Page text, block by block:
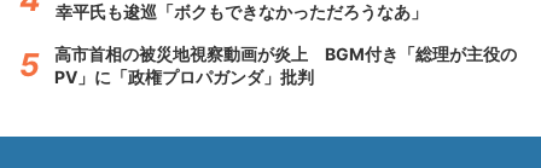
幸平氏も逡巡「ボクもできなかっただろうなあ」
高市首相の被災地視察動画が炎上 BGM付き「総理が主役の
PV」に「政権プロパガンダ」批判